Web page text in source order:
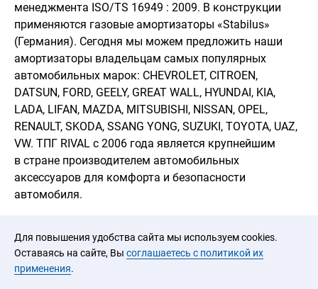
Для повышения удобства сайта мы используем cookies.
Оставаясь на сайте, Вы соглашаетесь с политикой их
применения.
менеджмента ISO/TS 16949 : 2009. В конструкции
применяются газовые амортизаторы «Stabilus»
(Германия). Сегодня мы можем предложить наши
амортизаторы владельцам самых популярных
автомобильных марок: CHEVROLET, CITROEN,
DATSUN, FORD, GEELY, GREAT WALL, HYUNDAI, KIA,
LADA, LIFAN, MAZDA, MITSUBISHI, NISSAN, OPEL,
RENAULT, SKODA, SSANG YONG, SUZUKI, TOYOTA, UAZ,
VW. ТПГ RIVAL c 2006 года является крупнейшим
в стране производителем автомобильных
аксессуаров для комфорта и безопасности
автомобиля.